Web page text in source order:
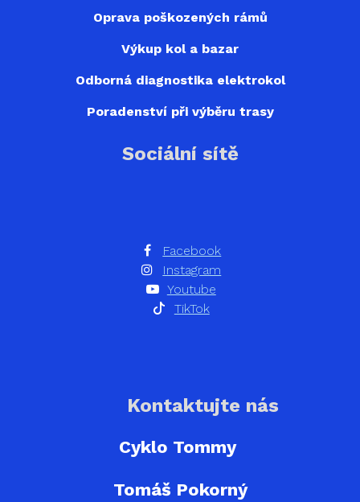
Oprava poškozených rámů
Výkup kol a bazar
Odborná diagnostika elektrokol
Poradenství při výběru trasy
Sociální sítě
Facebook
Instagram
Youtube
TikTok
Kontaktujte nás
Cyklo Tommy
Tomáš Pokorný